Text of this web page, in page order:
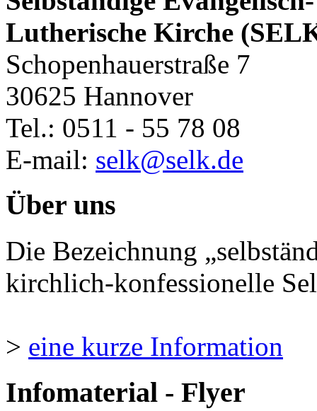
Lutherische Kirche
Schopenhauerstraße 7
30625 Hannover
Tel.: 0511 - 55 78 08
E-mail: selk@selk.de
Über uns
Die Bezeichnung
kirchlich-konfessionelle
> eine kurze Information
Infomaterial - Flyer